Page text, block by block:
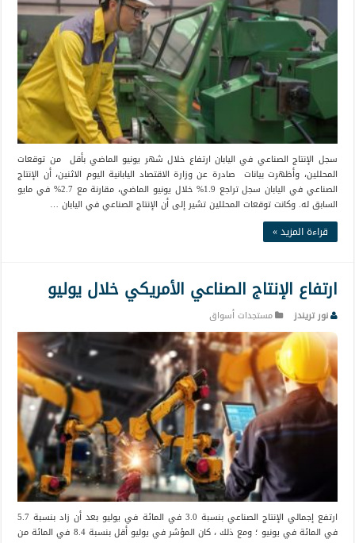
سجل الإنتاج الصناعي في اليابان ارتفاع خلال شهر يونيو الماضي بأقل من توقعات
المحللين، وأظهرت بيانات صادرة عن وزارة الاقتصاد اليابانية اليوم الاثنين، أن الإنتاج
الصناعي في اليابان سجل تراجع 1.9% خلال يونيو الماضي، مقارنة مع 2.7% في مايو
السابق له. وكانت توقعات المحللين تشير إلى أن الإنتاج الصناعي في اليابان …
قراءة المزيد »
ارتفاع الإنتاج الصناعي الأمريكي خلال يوليو
نور تريندز مستجدات أسواق
ارتفع إجمالي الإنتاج الصناعي بنسبة 3.0 في المائة في يوليو بعد أن زاد بنسبة 5.7
في المائة في يونيو ؛ ومع ذلك ، كان المؤشر في يوليو أقل بنسبة 8.4 في المائة من